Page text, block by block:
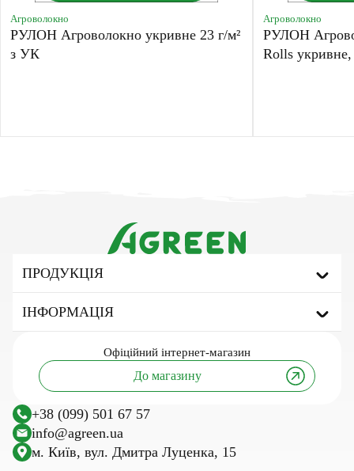
Агроволокно
РУЛОН Агроволокно укривне 23 г/м²
з УК
Агроволокно
РУЛОН
Rolls
Офіційний інтернет-магазин
До магазину
ПРОДУКЦІЯ
Агроволокно
Мульчуюче агроволокно
Сітка затіняюча
Тенти тарпаулінові
Агротканина
Сітка шпалерна
Шпалерний дріт
Касети для розсади
ІНФОРМАЦІЯ
Корисні статті та поради
Інновації та технології
Дослідження
Посівний календар
+38 (099) 501 67 57
info@agreen.ua
м. Київ, вул. Дмитра Луценка, 15